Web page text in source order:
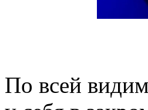
По всей